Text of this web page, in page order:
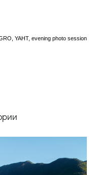
YAHT, evening photo session